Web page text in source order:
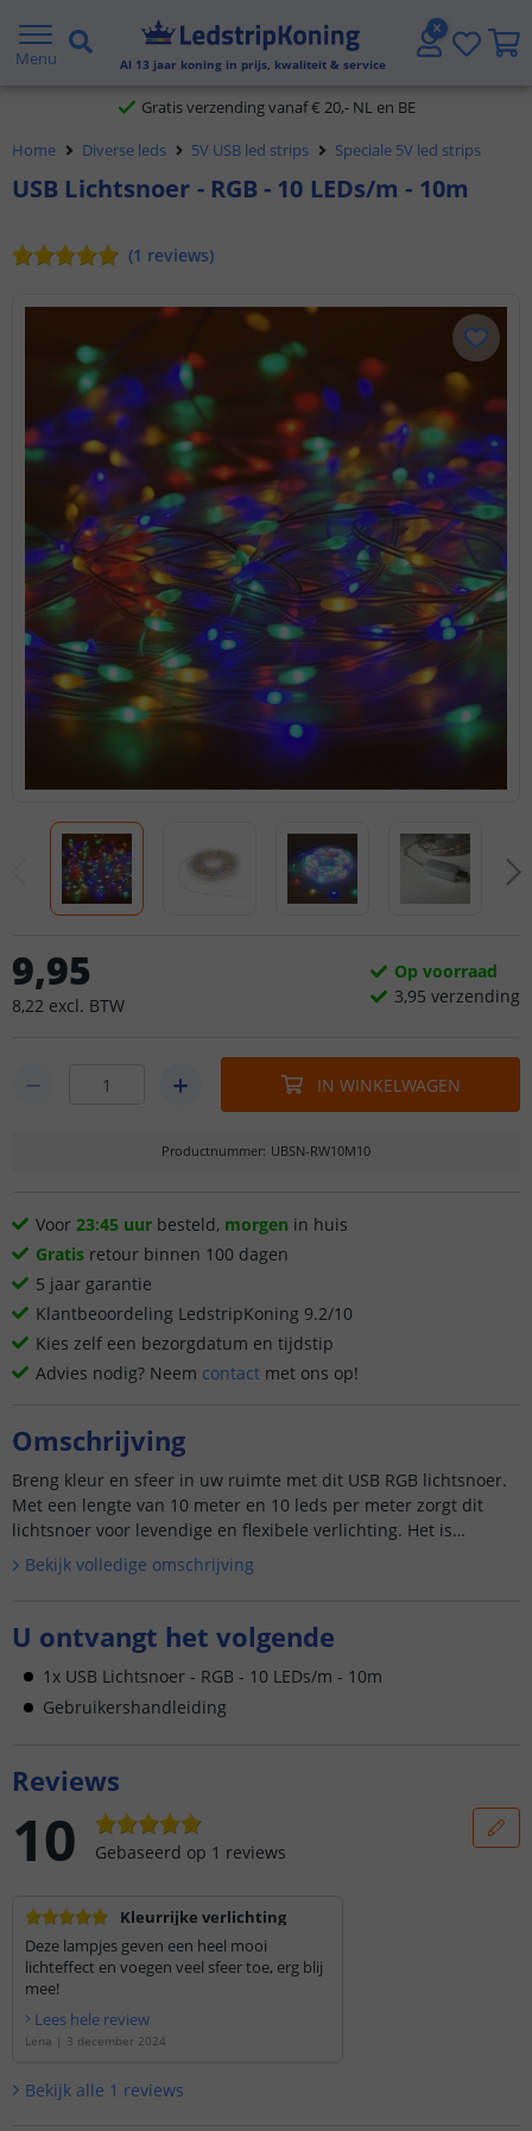
Menu Al 13 jaar koning in prijs, kwaliteit & service
5 jaar garantie
Gratis verzending vanaf € 20,- NL en BE
Klantbeoordeling 9.1
Home Diverse leds 5V USB led strips Speciale 5V led strips
USB Lichtsnoer - RGB - 10 LEDs/m - 10m
(1 reviews)
9,95
8,22 excl. BTW
Op voorraad
3,95 verzending
IN WINKELWAGEN
Productnummer: UBSN-RW10M10
Voor 23:45 uur besteld, morgen in huis
Gratis retour binnen 100 dagen
5 jaar garantie
Klantbeoordeling LedstripKoning 9.2/10
Kies zelf een bezorgdatum en tijdstip
Advies nodig? Neem contact met ons op!
Omschrijving
Breng kleur en sfeer in uw ruimte met dit USB RGB lichtsnoer.
Met een lengte van 10 meter en 10 leds per meter zorgt dit
lichtsnoer voor levendige en flexibele verlichting. Het is
eenvoudig aan te sluiten via USB en kan zowel binnen als ...
Bekijk volledige omschrijving
U ontvangt het volgende
1x USB Lichtsnoer - RGB - 10 LEDs/m - 10m
Gebruikershandleiding
Reviews
10 Gebaseerd op 1 reviews
Kleurrijke verlichting
Deze lampjes geven een heel mooi
lichteffect en voegen veel sfeer toe, erg blij
mee!
Lees hele review
Lena | 3 december 2024
Bekijk alle 1 reviews